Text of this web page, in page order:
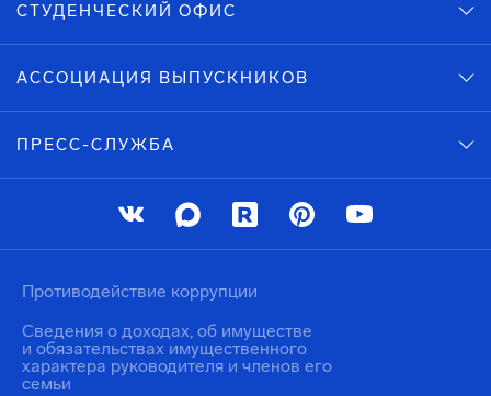
СТУДЕНЧЕСКИЙ ОФИС
АССОЦИАЦИЯ ВЫПУСКНИКОВ
ПРЕСС-СЛУЖБА
Противодействие коррупции
Сведения о доходах, об имуществе
и обязательствах имущественного
характера руководителя и членов его
семьи